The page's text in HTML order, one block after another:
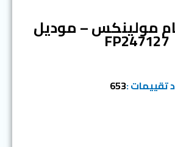
مولينكس – موديل
FP247127
تقييمات :653